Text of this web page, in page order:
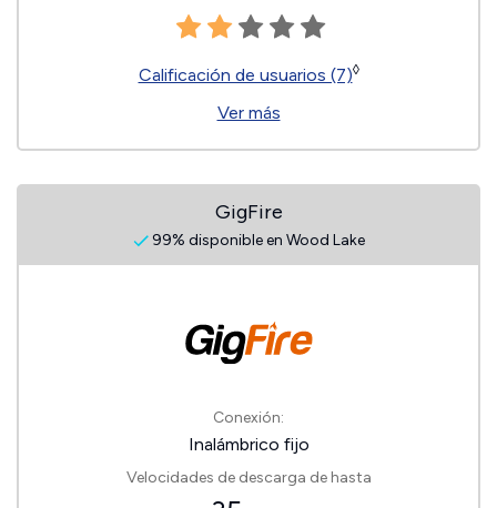
Calificación de usuarios (7)◊
Ver más
GigFire
99% disponible en Wood Lake
Conexión:
Inalámbrico fijo
Velocidades de descarga de hasta